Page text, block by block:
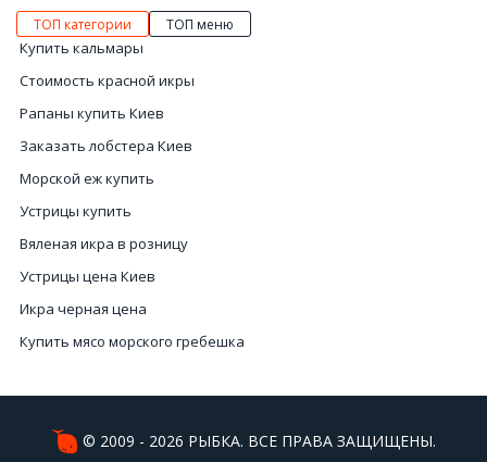
ТОП категории ТОП меню
Купить кальмары
Стоимость красной икры
Рапаны купить Киев
Заказать лобстера Киев
Морской еж купить
Устрицы купить
Вяленая икра в розницу
Устрицы цена Киев
Икра черная цена
Купить мясо морского гребешка
Купить красную икру в интернет магазине
© 2009 - 2026 РЫБКА. ВСЕ ПРАВА ЗАЩИЩЕНЫ.